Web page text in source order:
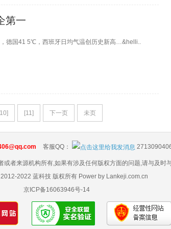
第一
德国41 5℃，西班牙日均气温创历史新高…&helli..
[11] 下一页 未页
客服QQ：
或者来源机构所有,如果有涉及任何版权方面的问题,请与及时
2022 蓝科技 版权所有 Power by Lankeji.com.cn
京ICP备16063946号-14